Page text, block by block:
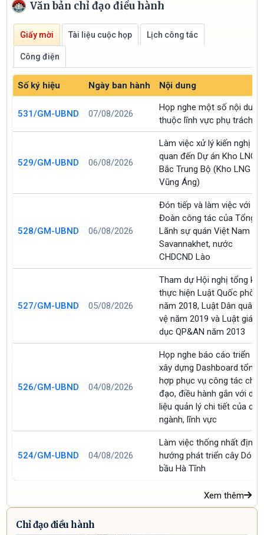
Văn bản chỉ đạo điều hành
Giấy mời Tài liệu cuộc họp Lịch công tác
Công điện
Số ký hiệu Ngày ban hành Nội dung
531/GM-UBND 07/08/2026
Họp nghe một số nội dung
thuộc lĩnh vực phụ trách
529/GM-UBND 06/08/2026
Làm việc xử lý kiến nghị
quan đến Dự án Kho LNG
Bắc Trung Bộ (Kho LNG
Vũng Áng)
528/GM-UBND 06/08/2026
Đón tiếp và làm việc với
Đoàn công tác của Tổng
Lãnh sự quán Việt Nam tại
Savannakhet, nước
CHDCND Lào
527/GM-UBND 05/08/2026
Tham dự Hội nghị tổng kết
thực hiện Luật Quốc phòng
năm 2018, Luật Dân quân
vệ năm 2019 và Luật giáo
dục QP&AN năm 2013
526/GM-UBND 04/08/2026
Họp nghe báo cáo triển
xây dựng Dashboard tổng
hợp phục vụ công tác chỉ
đạo, điều hành gắn với dữ
liệu quản lý chi tiết của các
ngành, lĩnh vực
524/GM-UBND 04/08/2026
Làm việc thống nhất định
hướng phát triển cây Dó
bầu Hà Tĩnh
Xem thêm
Chỉ đạo điều hành